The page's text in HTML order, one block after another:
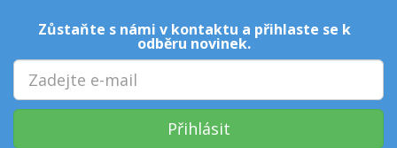
Zůstaňte s námi v kontaktu a přihlaste se k
odběru novinek.
Přihlásit